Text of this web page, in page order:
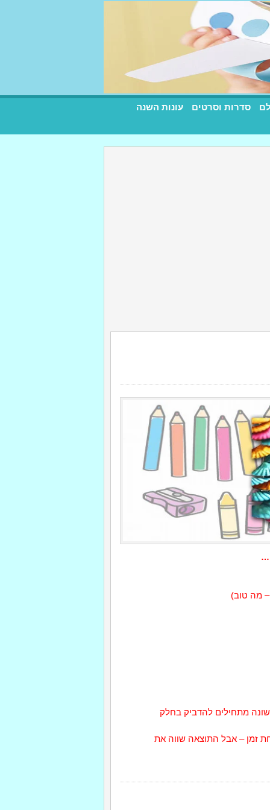
סדרות וסרטים
עונות השנה
– מה טוב)
מתחילים להדביק בחלק
זמן – אבל התוצאה שווה את